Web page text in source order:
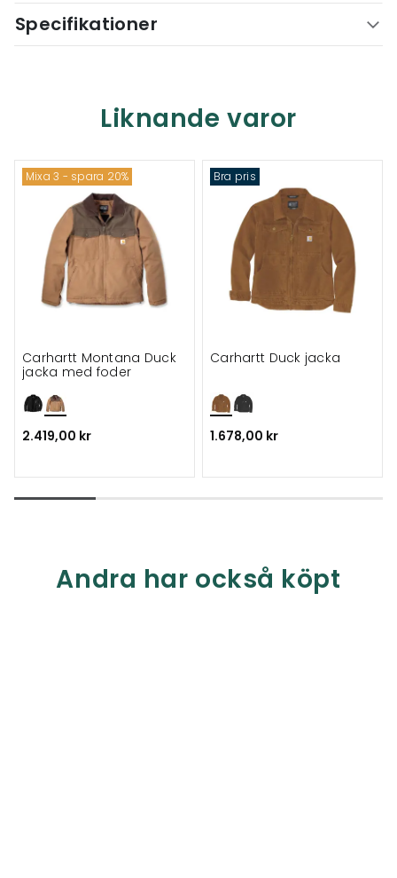
Specifikationer
Liknande varor
Mixa 3 - spara 20%
Carhartt Montana Duck
jacka med foder
2.419,00 kr
Bra pris
Carhartt Duck jacka
1.678,00 kr
Andra har också köpt